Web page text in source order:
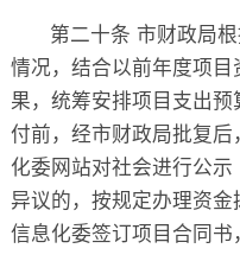
第二十条 市财政局
情况，结合以前年度项
果，统筹安排项目支出
付前，经市财政局批复
化委网站对社会进行公
异议的，按规定办理资
信息化委签订项目合同书